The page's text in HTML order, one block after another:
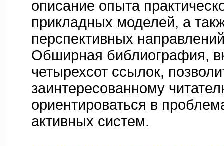
описание опыта
прикладных моделей, а
перспективных
Обширная библиография,
четырехсот ссылок,
заинтересованному
ориентироваться в
активных систем.